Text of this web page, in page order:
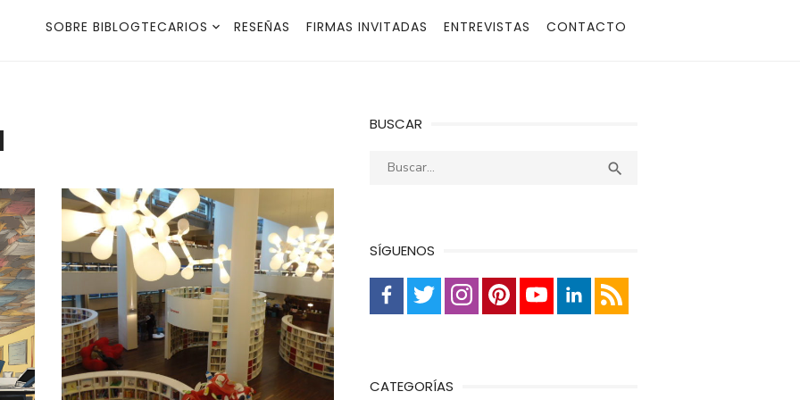
SOBRE BIBLOGTECARIOS RESEÑAS FIRMAS INVITADAS ENTREVISTAS CONTACTO
BUSCAR
Buscar: 
SÍGUENOS
CATEGORÍAS